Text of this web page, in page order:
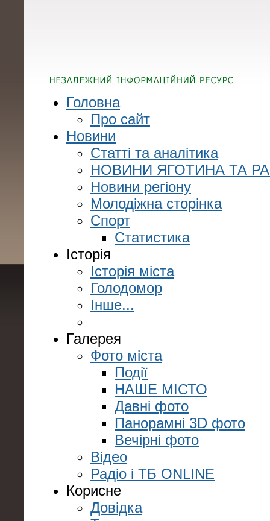
Головна
Про сайт
Новини
Статті та аналітика
НОВИНИ ЯГОТИНА ТА
Новини регіону
Молодіжна сторінка
Спорт
Статистика
Історія
Історія міста
Голодомор
Інше...
Галерея
Фото міста
Події
НАШЕ МІСТО
Давні фото
Панорамні 3D фото
Вечірні фото
Відео
Радіо і ТБ ONLINE
Корисне
Довідка